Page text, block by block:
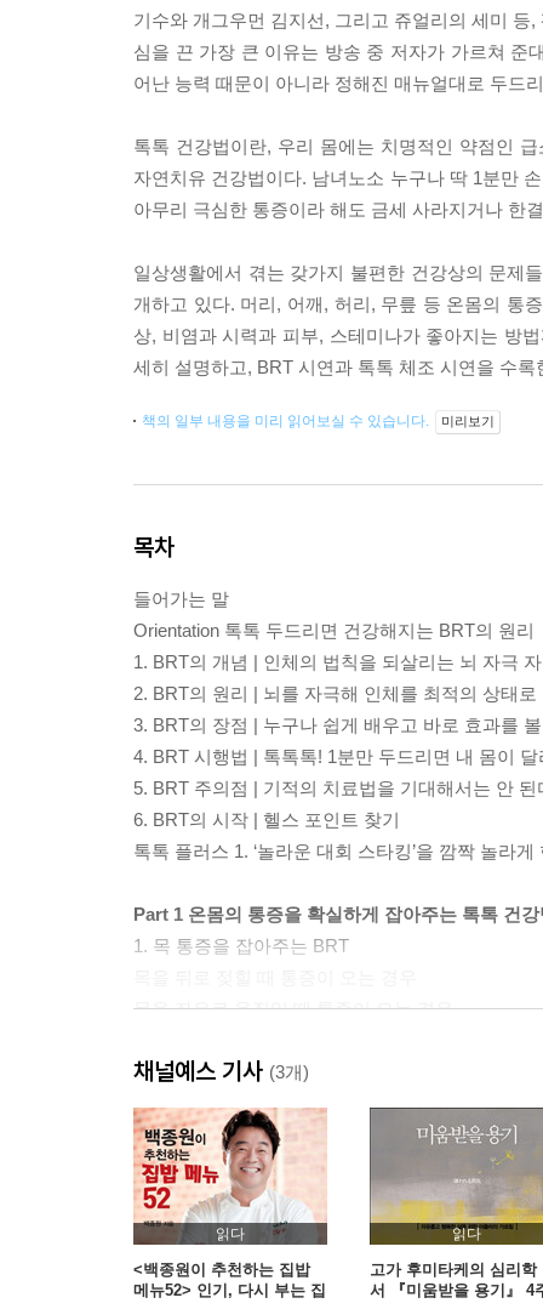
기수와 개그우먼 김지선, 그리고 쥬얼리의 세미
심을 끈 가장 큰 이유는 방송 중 저자가 가르쳐 준
어난 능력 때문이 아니라 정해진 매뉴얼대로 두드
톡톡 건강법이란, 우리 몸에는 치명적인 약점인
자연치유 건강법이다. 남녀노소 누구나 딱 1분만
아무리 극심한 통증이라 해도 금세 사라지거나 한
일상생활에서 겪는 갖가지 불편한 건강상의 문제
개하고 있다. 머리, 어깨, 허리, 무릎 등 온몸의 통
상, 비염과 시력과 피부, 스테미나가 좋아지는 방
세히 설명하고, BRT 시연과 톡톡 체조 시연을 수
책의 일부 내용을 미리 읽어보실 수 있습니다. 미리보기
목차
들어가는 말
Orientation 톡톡 두드리면 건강해지는 BRT의 원리
1. BRT의 개념 | 인체의 법칙을 되살리는 뇌 자극
2. BRT의 원리 | 뇌를 자극해 인체를 최적의 상태로
3. BRT의 장점 | 누구나 쉽게 배우고 바로 효과를
4. BRT 시행법 | 톡톡톡! 1분만 두드리면 내 몸이 달
5. BRT 주의점 | 기적의 치료법을 기대해서는 안 된
6. BRT의 시작 | 헬스 포인트 찾기
톡톡 플러스 1. ‘놀라운 대회 스타킹’을 깜짝 놀라
Part 1 온몸의 통증을 확실하게 잡아주는 톡톡 건강
1. 목 통증을 잡아주는 BRT
목을 좌우로 움직일 때 통증이 오는 경우
어깨 뒤쪽이 아플 때
어깨 옆면이 아플 때
어깨 앞쪽이 아플 때
3. 허리 통증을 잡아주는 BRT
허리를 앞으로 숙일 때 통증이 오는 경우
허리를 뒤로 젖힐 때 통증이 오는 경우
허리를 비틀 때 통증이 오는 경우
4. 무릎 통증을 잡아주는 BRT
채널예스 기사 (3개)
읽다
<백종원이 추천하는 집밥
메뉴52> 인기, 다시 부는 집
읽다
고가 후미타케의 심리학
서 『미움받을 용기』 4